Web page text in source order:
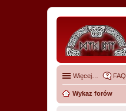
Więcej… FAQ
Wykaz forów